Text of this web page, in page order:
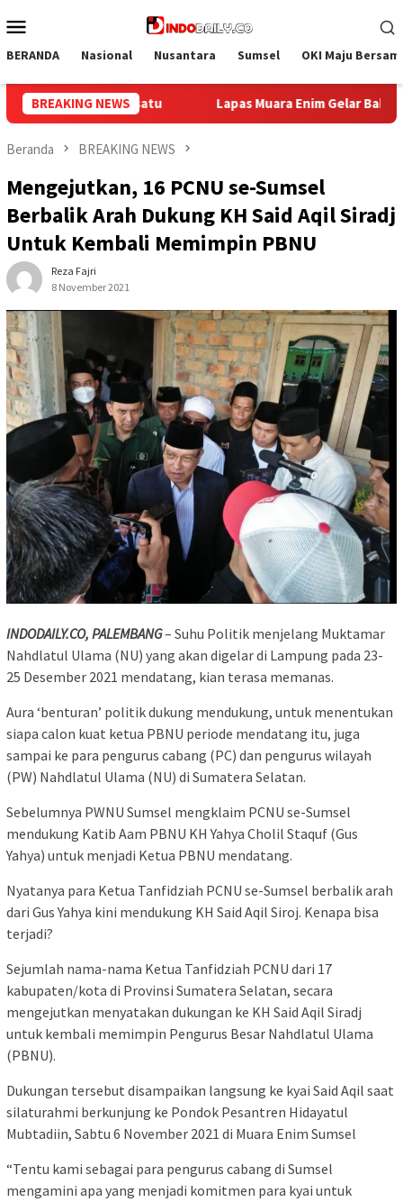
ke
Mobile
BERANDA Nasional Nusantara Sumsel OKI Maju
BREAKING NEWS
Enim Gelar Bakti Sosial Donor Darah dalam Rangka
Beranda BREAKING NEWS
Mengejutkan, 16 PCNU se-Sumsel
Berbalik Arah Dukung KH Said Aqil Siradj
Untuk Kembali Memimpin PBNU
Reza Fajri
8 November 2021
INDODAILY.CO, PALEMBANG– Suhu Politik menjelang Muktamar
Nahdlatul Ulama (NU) yang akan digelar di Lampung pada 23-
25 Desember 2021 mendatang, kian terasa memanas.
Aura ‘benturan’ politik dukung mendukung, untuk menentukan
siapa calon kuat ketua PBNU periode mendatang itu, juga
sampai ke para pengurus cabang (PC) dan pengurus wilayah
(PW) Nahdlatul Ulama (NU) di Sumatera Selatan.
Sebelumnya PWNU Sumsel mengklaim PCNU se-Sumsel
mendukung Katib Aam PBNU KH Yahya Cholil Staquf (Gus
Yahya) untuk menjadi Ketua PBNU mendatang.
Nyatanya para Ketua Tanfidziah PCNU se-Sumsel berbalik arah
dari Gus Yahya kini mendukung KH Said Aqil Siroj. Kenapa bisa
terjadi?
Sejumlah nama-nama Ketua Tanfidziah PCNU dari 17
kabupaten/kota di Provinsi Sumatera Selatan, secara
mengejutkan menyatakan dukungan ke KH Said Aqil Siradj
untuk kembali memimpin Pengurus Besar Nahdlatul Ulama
(PBNU).
Dukungan tersebut disampaikan langsung ke kyai Said Aqil saat
silaturahmi berkunjung ke Pondok Pesantren Hidayatul
Mubtadiin, Sabtu 6 November 2021 di Muara Enim Sumsel
“Tentu kami sebagai para pengurus cabang di Sumsel
mengamini apa yang menjadi komitmen para kyai untuk